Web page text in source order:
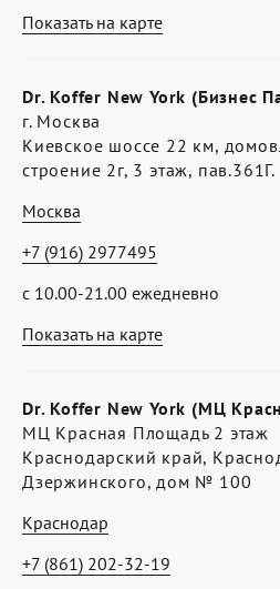
Показать на карте
Показать на карте
Dr. Koffer New York (Бизнес
г. Москва
Киевское шоссе 22 км,
строение 2г, 3 этаж, пав.361Г.
Москва
с 10.00-21.00 ежедневно
+7 (916) 2977495
Dr. Koffer New York (МЦ
МЦ Красная Площадь 2 этаж
Краснодарский край,
Дзержинского, дом № 100
Краснодар
+7 (861) 202-32-19